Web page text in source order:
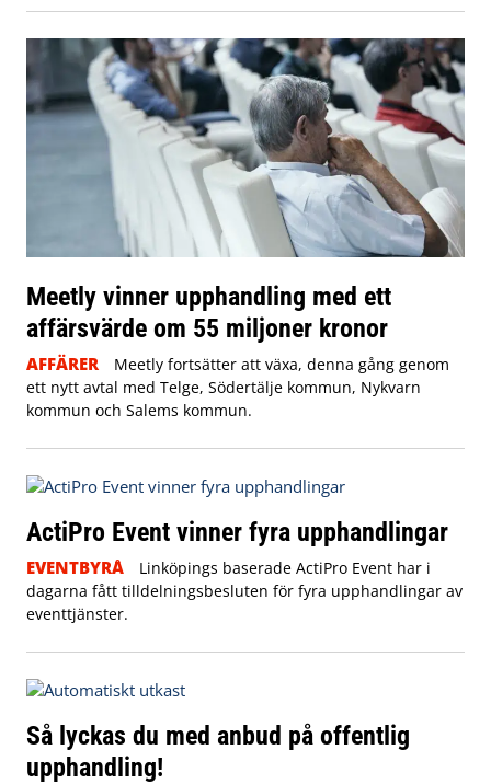
Meetly vinner upphandling med ett
affärsvärde om 55 miljoner kronor
AFFÄRER
Meetly fortsätter att växa, denna gång genom
ett nytt avtal med Telge, Södertälje kommun, Nykvarn
kommun och Salems kommun.
ActiPro Event vinner fyra upphandlingar
EVENTBYRÅ
Linköpings baserade ActiPro Event har i
dagarna fått tilldelningsbesluten för fyra upphandlingar av
eventtjänster.
Så lyckas du med anbud på offentlig
upphandling!